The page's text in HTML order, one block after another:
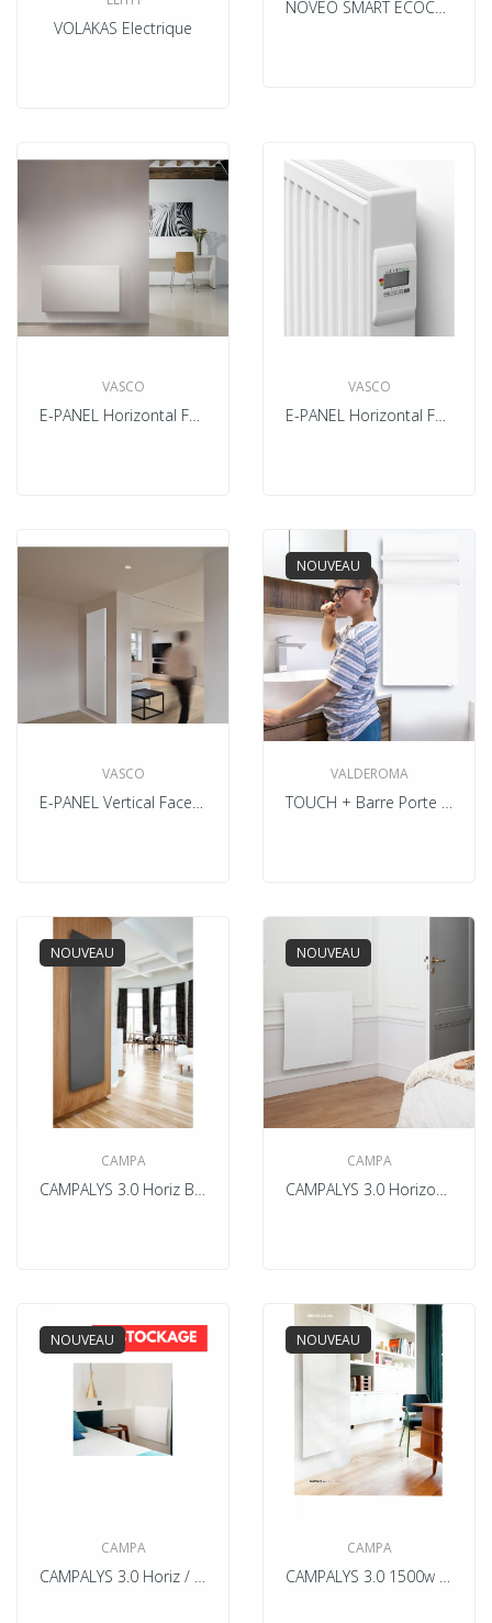
VOLAKAS Electrique
NOVEO SMART ECOCONTROL Electrique
VASCO
E-PANEL Horizontal Face Lisse Electrique
VASCO
E-PANEL Horizontal Face Ondulée Electrique
VASCO
E-PANEL Vertical Face Lisse Electrique
NOUVEAU
VALDEROMA
TOUCH + Barre Porte Serviettes
NOUVEAU
CAMPA
CAMPALYS 3.0 Horiz Bas Vertical Anthracite
NOUVEAU
CAMPA
CAMPALYS 3.0 Horizontal / Bas / Plinthe Blanc
NOUVEAU
CAMPA
CAMPALYS 3.0 Horiz / Bas/ Plinthe Blanc
NOUVEAU
CAMPA
CAMPALYS 3.0 1500w Vertical Blanc